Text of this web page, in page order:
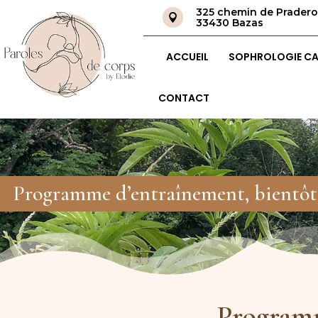

325 chemin de
33430 Bazas
ACCUEIL SOPHROLOGIE
CONTACT
Programme d’entraînement,